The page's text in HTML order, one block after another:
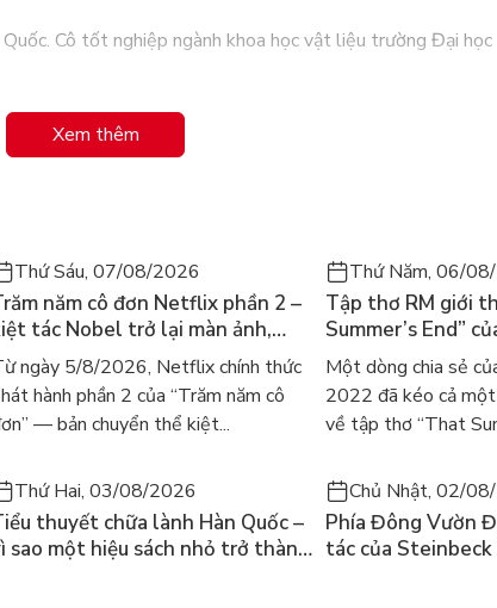
Cô tốt nghiệp ngành khoa học vật liệu trường Đại học
phẩm đầu tay, vốn được cô đăng lên mạng dưới hình thức
đang hết hàng”. Nhờ sự đón nhận nồng nhiệt của độc giả,
đã xuất bản sách thành công.
hóa Giấc mơ của ngài Dollargut nhanh chóng chiếm vị
sách của năm” trên nhiều trang bán sách trực tuyến lớn
Interpark, Aladin...
Xem thêm
Thứ Sáu, 07/08/2026
năm cô đơn Netflix phần 2 –
tác Nobel trở lại màn ảnh,
người tìm đọc lại García
ngày 5/8/2026, Netflix chính thức
hành phần 2 của “Trăm năm cô
— bản chuyển thể kiệt...
Thứ Năm, 06/
Tập thơ RM giới
Summer’s End”
ra mắt bản tiếng
gây sốt
Một dòng chia sẻ
2022 đã kéo cả
về tập thơ “That
Thứ Hai, 03/08/2026
thuyết chữa lành Hàn Quốc –
sao một hiệu sách nhỏ trở thành
Chủ Nhật, 02/
Phía Đông Vườn
tác của